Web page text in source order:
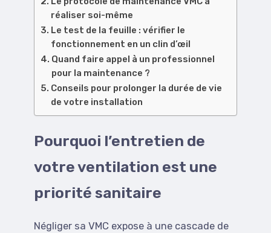
réaliser soi-même
Le test de la feuille : vérifier le
fonctionnement en un clin d’œil
Quand faire appel à un professionnel
pour la maintenance ?
Conseils pour prolonger la durée de vie
de votre installation
Pourquoi l’entretien de
votre ventilation est une
priorité sanitaire
Négliger sa VMC expose à une cascade de